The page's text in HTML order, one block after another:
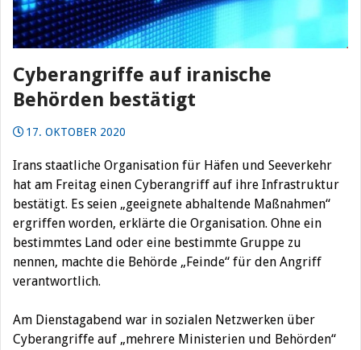
Cyberangriffe auf iranische
Behörden bestätigt
17. OKTOBER 2020
Irans staatliche Organisation für Häfen und Seeverkehr
hat am Freitag einen Cyberangriff auf ihre Infrastruktur
bestätigt. Es seien „geeignete abhaltende Maßnahmen“
ergriffen worden, erklärte die Organisation. Ohne ein
bestimmtes Land oder eine bestimmte Gruppe zu
nennen, machte die Behörde „Feinde“ für den Angriff
verantwortlich.
Am Dienstagabend war in sozialen Netzwerken über
Cyberangriffe auf „mehrere Ministerien und Behörden“